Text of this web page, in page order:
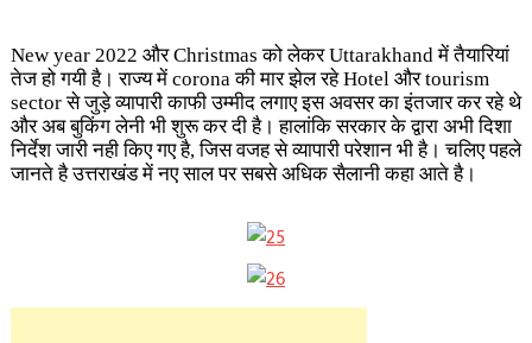
New year 2022 और Christmas को लेकर Uttarakhand में तैयारियां
तेज हो गयी है। राज्य में corona की मार झेल रहे Hotel और tourism
sector से जुड़े व्यापारी काफी उम्मीद लगाए इस अवसर का इंतजार कर रहे थे
और अब बुकिंग लेनी भी शुरू कर दी है। हालांकि सरकार के द्वारा अभी दिशा
निर्देश जारी नही किए गए है, जिस वजह से व्यापारी परेशान भी है। चलिए पहले
जानते है उत्तराखंड में नए साल पर सबसे अधिक सैलानी कहा आते है।